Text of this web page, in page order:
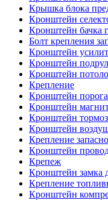
Крышка блока
Кронштейн
Кронштейн бачка
Болт крепления
Кронштейн
Кронштейн
Кронштейн
Крепление
Кронштейн порога
Кронштейн
Кронштейн
Кронштейн
Крепление
Кронштейн
Крепеж
Кронштейн замка
Крепление
Кронштейн